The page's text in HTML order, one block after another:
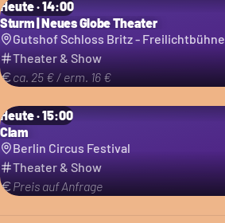
Heute · 14:00
Sturm | Neues Globe Theater
Gutshof Schloss Britz - Freilichtbühne
Theater & Show
ca. 25 € / erm. 16 €
Heute · 15:00
Clam
Berlin Circus Festival
Theater & Show
Preis auf Anfrage